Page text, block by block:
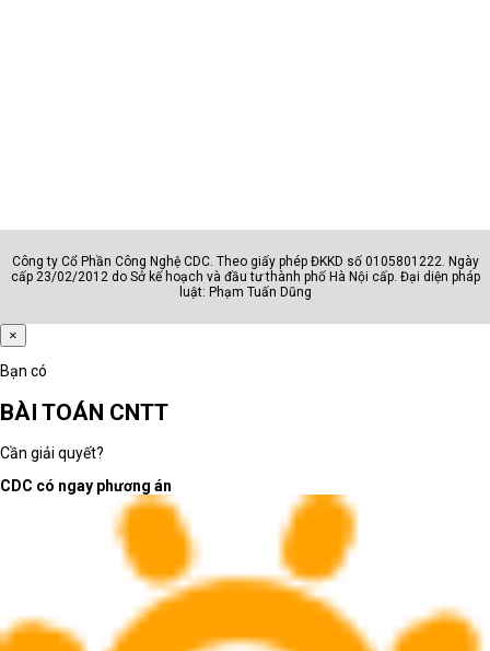
Công ty Cổ Phần Công Nghệ CDC. Theo giấy phép ĐKKD số 0105801222. Ngày
cấp 23/02/2012 do Sở kế hoạch và đầu tư thành phố Hà Nội cấp. Đại diện pháp
luật: Phạm Tuấn Dũng
×
Bạn có
BÀI TOÁN CNTT
Cần giải quyết?
CDC có ngay phương án